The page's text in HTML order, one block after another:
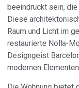
beeindruckt sein,
Diese
Raum und Licht im
restaurierte Nolla-
Designgeist
modernen